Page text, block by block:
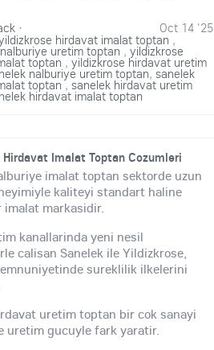
Oct 14 '25
·
hirdavat imalat toptan ,
uretim toptan , yildizkrose
toptan , yildizkrose hirdavat uretim
nalburiye uretim toptan, sanelek
toptan, sanelek hirdavat uretim
hirdavat imalat toptan
Imalat Toptan Cozumleri
imalat toptan sektorde uzun
kaliteyi standart haline
markasidir.
kanallarinda yeni nesil
calisan Sanelek ile Yildizkrose,
sureklilik ilkelerini
uretim toptan bir cok sanayi
uretim gucuyle fark yaratir.